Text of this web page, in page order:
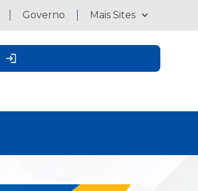
Governo Mais Sites